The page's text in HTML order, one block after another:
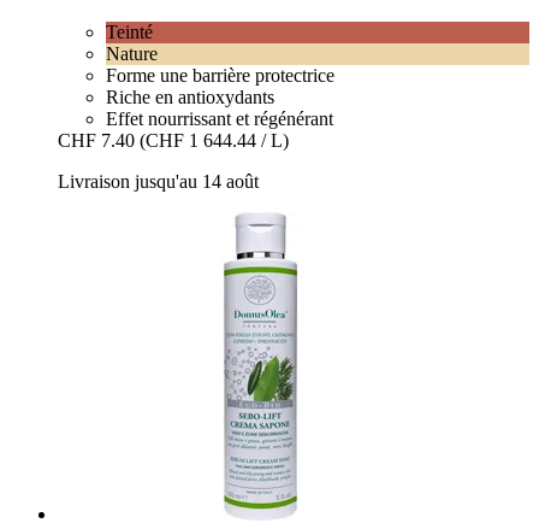
Teinté
Nature
Forme une barrière protectrice
Riche en antioxydants
Effet nourrissant et régénérant
CHF 7.40 (CHF 1 644.44 / L)
Livraison jusqu'au 14 août